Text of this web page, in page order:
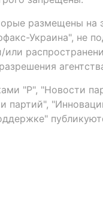
размещены на
Украина", не
или
"Р", "Новости
партий",